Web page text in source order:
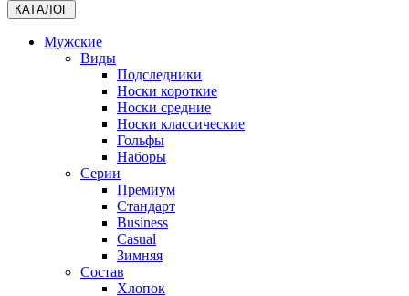
КАТАЛОГ
Мужские
Виды
Подследники
Носки короткие
Носки средние
Носки классические
Гольфы
Наборы
Серии
Премиум
Стандарт
Business
Casual
Зимняя
Состав
Хлопок